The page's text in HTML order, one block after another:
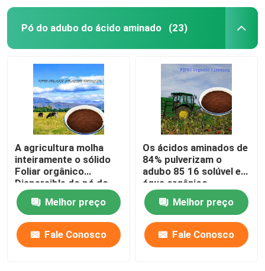
Pó do adubo do ácido aminado (23)
A agricultura molha
inteiramente o sólido
Foliar orgânico
Dispersible do pó do
adubo do ácido
aminadoMelhor preço
Fale Conosco
Os ácidos aminados de
84% pulverizam o
adubo 85 16 solúvel em
água orgânico
Melhor preço
Fale Conosco